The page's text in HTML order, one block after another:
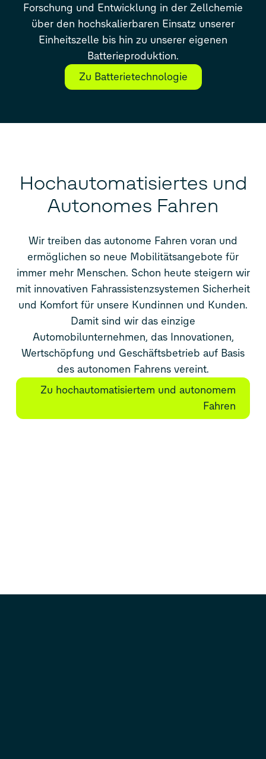
Zu Batterietechnologie
Forschung und Entwicklung in der Zellchemie
über den hochskalierbaren Einsatz unserer
Einheitszelle bis hin zu unserer eigenen
Batterieproduktion.
Hochautomatisiertes und
Autonomes Fahren
Zu hochautomatisiertem und autonomem
Fahren
Wir treiben das autonome Fahren voran und
ermöglichen so neue Mobilitätsangebote für
immer mehr Menschen. Schon heute steigern wir
mit innovativen Fahrassistenzsystemen Sicherheit
und Komfort für unsere Kundinnen und Kunden.
Damit sind wir das einzige
Automobilunternehmen, das Innovationen,
Wertschöpfung und Geschäftsbetrieb auf Basis
des autonomen Fahrens vereint.